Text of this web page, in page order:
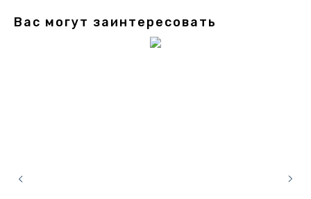
Вас могут заинтересовать